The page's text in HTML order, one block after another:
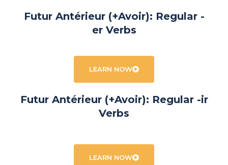
Futur Antérieur (+Avoir): Regular -
er Verbs
LEARN NOW
Futur Antérieur (+Avoir): Regular -ir
Verbs
LEARN NOW